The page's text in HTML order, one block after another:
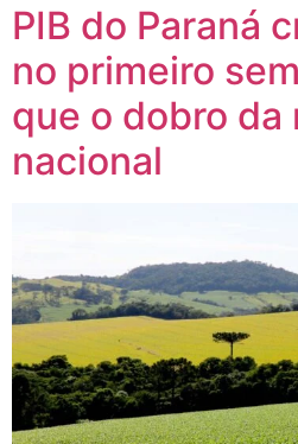
PIB do Paraná
no primeiro
que o dobro da
nacional